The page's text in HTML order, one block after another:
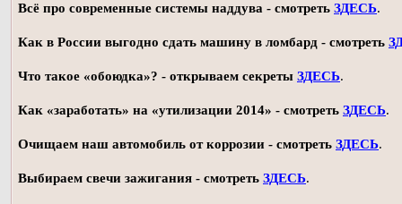
Всё про современные системы наддува - смотреть ЗДЕСЬ.
Как в России выгодно сдать машину в ломбард - смотреть
Что такое «обоюдка»? - открываем секреты ЗДЕСЬ.
Как «заработать» на «утилизации 2014» - смотреть ЗДЕСЬ.
Очищаем наш автомобиль от коррозии - смотреть ЗДЕСЬ.
Выбираем свечи зажигания - смотреть ЗДЕСЬ.